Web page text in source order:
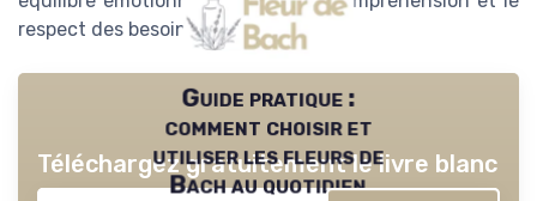
respect des besoins individuels.
Guide pratique :
comment choisir et
utiliser les fleurs de
Bach au quotidien
Téléchargez gratuitement le livre blanc